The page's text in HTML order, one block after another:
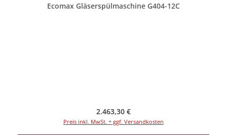
Ecomax Gläserspülmaschine G404-12C
Regulärer Preis:
2.463,30 €
Preis inkl. MwSt. + ggf. Versandkosten